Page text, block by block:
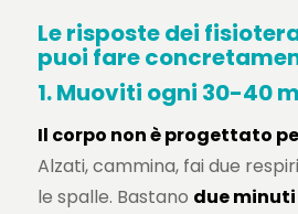
Le risposte dei
puoi fare
1. Muoviti ogni 30-40
Il corpo non è progettato
Alzati, cammina, fai due
le spalle. Bastano due